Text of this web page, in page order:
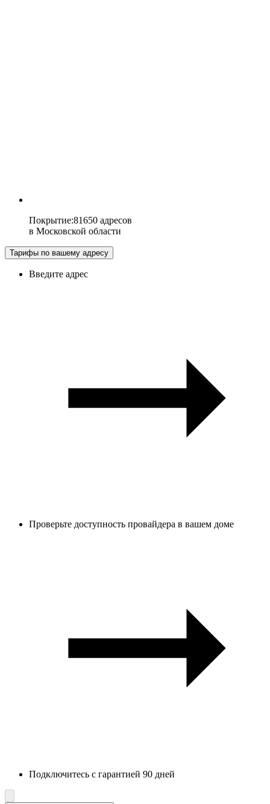
Покрытие:81650 адресов
в Московской области
Тарифы по вашему адресу
Введите адрес
Проверьте доступность провайдера в вашем доме
Подключитесь с гарантией 90 дней